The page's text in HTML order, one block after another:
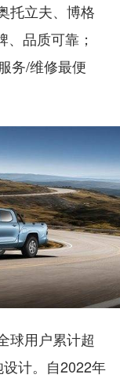
托立夫、博格
品质可靠；
务/维修最便
球用户累计超
计。自2022年